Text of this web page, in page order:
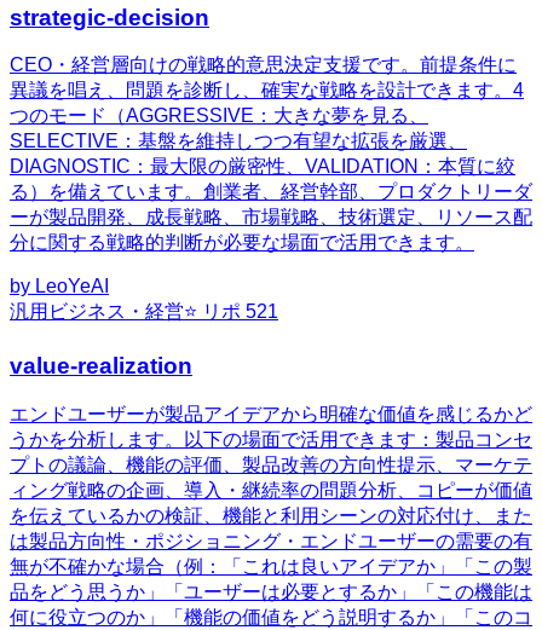
strategic-decision
CEO・経営層向けの戦略的意思決定支援です。前提条件に
異議を唱え、問題を診断し、確実な戦略を設計できます。4
つのモード（AGGRESSIVE：大きな夢を見る、
SELECTIVE：基盤を維持しつつ有望な拡張を厳選、
DIAGNOSTIC：最大限の厳密性、VALIDATION：本質に絞
る）を備えています。創業者、経営幹部、プロダクトリーダ
ーが製品開発、成長戦略、市場戦略、技術選定、リソース配
分に関する戦略的判断が必要な場面で活用できます。
by LeoYeAI
汎用 ビジネス・経営⭐ リポ 521
value-realization
エンドユーザーが製品アイデアから明確な価値を感じるかど
うかを分析します。以下の場面で活用できます：製品コンセ
プトの議論、機能の評価、製品改善の方向性提示、マーケテ
ィング戦略の企画、導入・継続率の問題分析、コピーが価値
を伝えているかの検証、機能と利用シーンの対応付け、また
は製品方向性・ポジショニング・エンドユーザーの需要の有
無が不確かな場合（例：「これは良いアイデアか」「この製
品をどう思うか」「ユーザーは必要とするか」「この機能は
何に役立つのか」「機能の価値をどう説明するか」「このコ